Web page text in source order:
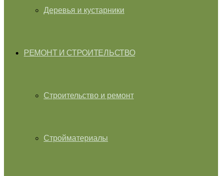
Деревья и кустарники
РЕМОНТ И СТРОИТЕЛЬСТВО
Строительство и ремонт
Стройматериалы